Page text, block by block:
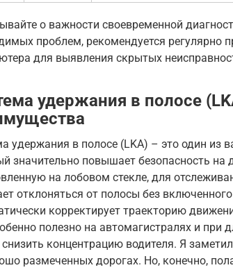
о важности своевременной
проблем, рекомендуется регулярно
для выявления скрытых
удержания в полосе
удержания в полосе (LKA) – это один из
значительно повышает безопасность на
на лобовом стекле, для
отклоняться от полосы без
корректирует траекторию
полезно на автомагистралях и при
концентрацию водителя. Я
размеченных дорогах. Но, конечно,